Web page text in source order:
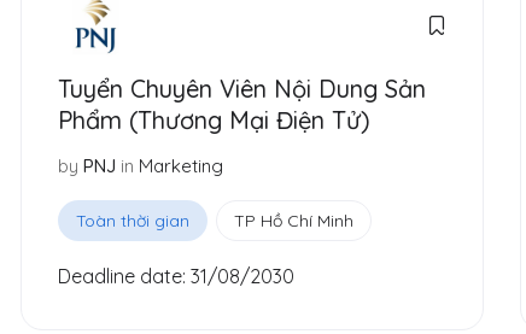
Tuyển Chuyên Viên Nội Dung Sản
Phẩm (Thương Mại Điện Tử)
by PNJ in Marketing
Toàn thời gian TP Hồ Chí Minh
Deadline date: 31/08/2030